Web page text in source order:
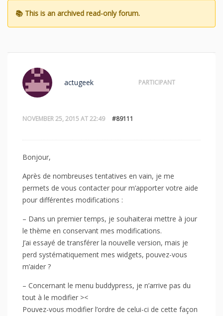
NOVEMBER 25, 2015 AT 22:49 #89111
actugeek PARTICIPANT
Bonjour,
Après de nombreuses tentatives en vain, je me
permets de vous contacter pour m’apporter votre aide
pour différentes modifications :
– Dans un premier temps, je souhaiterai mettre à jour
le thème en conservant mes modifications.
J’ai essayé de transférer la nouvelle version, mais je
perd systématiquement mes widgets, pouvez-vous
m’aider ?
– Concernant le menu buddypress, je n’arrive pas du
tout à le modifier ><
Pouvez-vous modifier l’ordre de celui-ci de cette façon